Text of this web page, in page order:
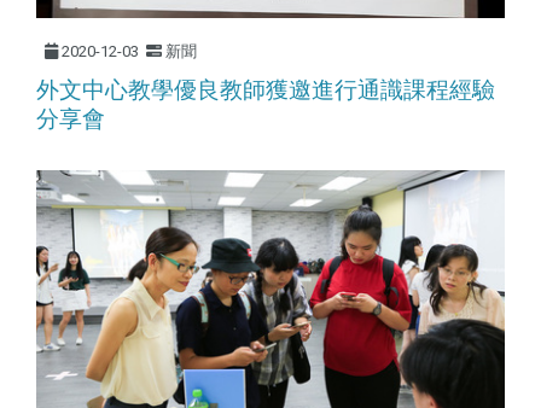
2020-12-03 新聞
外文中心教學優良教師獲邀進行通識課程經驗
分享會